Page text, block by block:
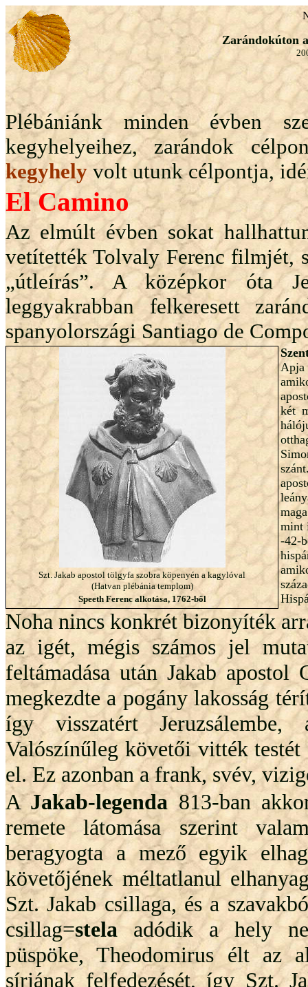
Zarándokúton
Plébániánk minden évben
kegyhelyeihez, zarándok
kegyhely volt utunk célpontja,
El Camino
Az elmúlt évben sokat
vetítették Tolvaly Ferenc filmjét,
„útleírás”. A középkor óta
leggyakrabban felkeresett
spanyolországi Santiago de
Szt. Jakab apostol tölgyfa szobra köpenyén a kagylóval
(Hatvan plébánia templom)
Speeth Ferenc alkotása, 1762-ből
Apja
két
mint
-42-
Noha nincs konkrét bizonyíték
az igét, mégis számos jel
feltámadása után Jakab
megkezdte a pogány lakosság
így visszatért
Valószínűleg követői vitték
el. Ez azonban a frank, svév,
AJakab-legenda813-ban
remete látomása szerint
beragyogta a mező egyik
követőjének méltatlanul
Szt. Jakab csillaga, és a
csillag=stelaadódik a hely
püspöke, Theodomirus élt az
sírjának felfedezését, így Szt.